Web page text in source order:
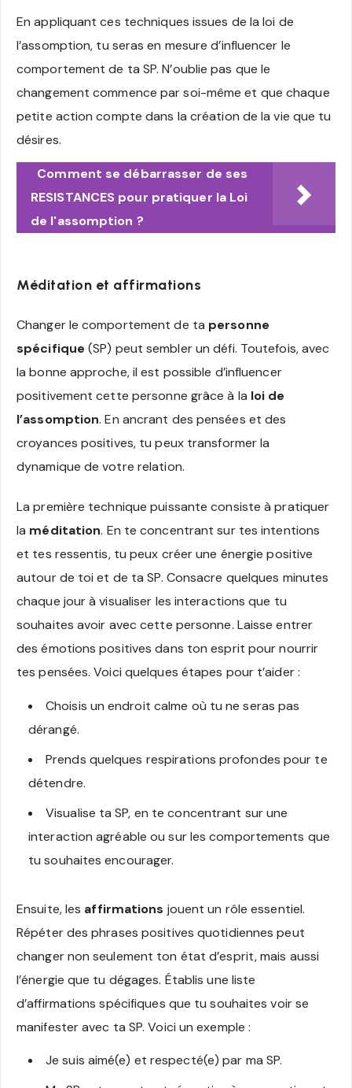
En appliquant ces techniques issues de la loi de
l’assomption, tu seras en mesure d’influencer le
comportement de ta SP. N’oublie pas que le
changement commence par soi-même et que chaque
petite action compte dans la création de la vie que tu
désires.
Comment se débarrasser de ses
RESISTANCES pour pratiquer la Loi
de l'assomption ?
Méditation et affirmations
Changer le comportement de ta personne
spécifique (SP) peut sembler un défi. Toutefois, avec
la bonne approche, il est possible d’influencer
positivement cette personne grâce à la loi de
l’assomption. En ancrant des pensées et des
croyances positives, tu peux transformer la
dynamique de votre relation.
La première technique puissante consiste à pratiquer
la méditation. En te concentrant sur tes intentions
et tes ressentis, tu peux créer une énergie positive
autour de toi et de ta SP. Consacre quelques minutes
chaque jour à visualiser les interactions que tu
souhaites avoir avec cette personne. Laisse entrer
des émotions positives dans ton esprit pour nourrir
tes pensées. Voici quelques étapes pour t’aider :
Choisis un endroit calme où tu ne seras pas
dérangé.
Prends quelques respirations profondes pour te
détendre.
Visualise ta SP, en te concentrant sur une
interaction agréable ou sur les comportements que
tu souhaites encourager.
Ensuite, les affirmations jouent un rôle essentiel.
Répéter des phrases positives quotidiennes peut
changer non seulement ton état d’esprit, mais aussi
l’énergie que tu dégages. Établis une liste
d’affirmations spécifiques que tu souhaites voir se
manifester avec ta SP. Voici un exemple :
Je suis aimé(e) et respecté(e) par ma SP.